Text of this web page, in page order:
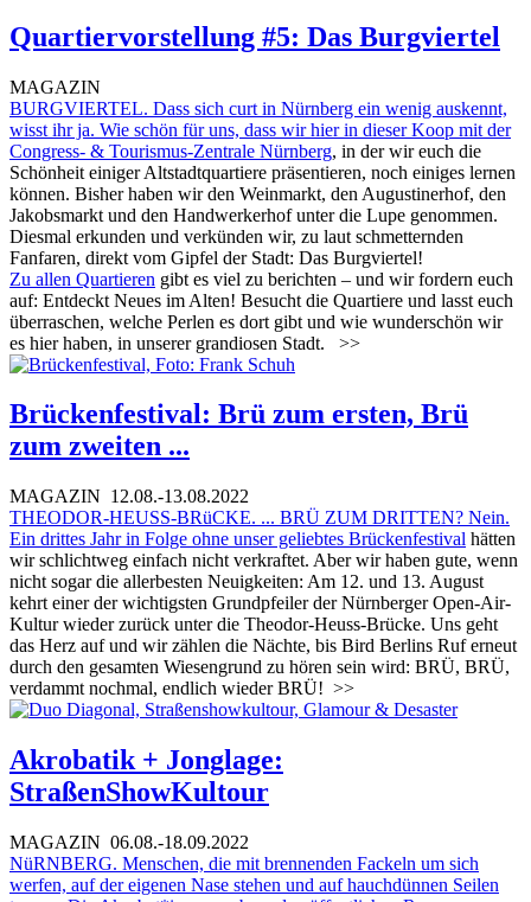
Quartiervorstellung #5: Das Burgviertel
MAGAZIN
BURGVIERTEL. Dass sich curt in Nürnberg ein wenig auskennt,
wisst ihr ja. Wie schön für uns, dass wir hier in dieser Koop mit der
Congress- & Tourismus-Zentrale Nürnberg, in der wir euch die
Schönheit einiger Altstadtquartiere präsentieren, noch einiges lernen
können. Bisher haben wir den Weinmarkt, den Augustinerhof, den
Jakobsmarkt und den Handwerkerhof unter die Lupe genommen.
Diesmal erkunden und verkünden wir, zu laut schmetternden
Fanfaren, direkt vom Gipfel der Stadt: Das Burgviertel!
Zu allen Quartieren gibt es viel zu berichten – und wir fordern euch
auf: Entdeckt Neues im Alten! Besucht die Quartiere und lasst euch
überraschen, welche Perlen es dort gibt und wie wunderschön wir
es hier haben, in unserer grandiosen Stadt.
>>
Brückenfestival: Brü zum ersten, Brü
zum zweiten ...
MAGAZIN 12.08.-13.08.2022
THEODOR-HEUSS-BRüCKE. ... BRÜ ZUM DRITTEN? Nein.
Ein drittes Jahr in Folge ohne unser geliebtes Brückenfestival hätten
wir schlichtweg einfach nicht verkraftet. Aber wir haben gute, wenn
nicht sogar die allerbesten Neuigkeiten: Am 12. und 13. August
kehrt einer der wichtigsten Grundpfeiler der Nürnberger Open-Air-
Kultur wieder zurück unter die Theodor-Heuss-Brücke. Uns geht
das Herz auf und wir zählen die Nächte, bis Bird Berlins Ruf erneut
durch den gesamten Wiesengrund zu hören sein wird: BRÜ, BRÜ,
verdammt nochmal, endlich wieder BRÜ! >>
Akrobatik + Jonglage:
StraßenShowKultour
MAGAZIN 06.08.-18.09.2022
NüRNBERG. Menschen, die mit brennenden Fackeln um sich
werfen, auf der eigenen Nase stehen und auf hauchdünnen Seilen